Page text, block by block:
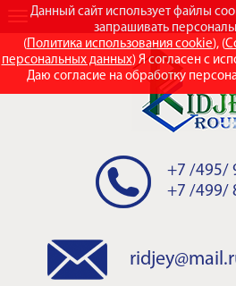
Данный сайт использует файлы
запрашивать
(Политика использования cookie), (
персональных данных) Я согласен с
Даю согласие на обработку
+7 /495/
+7 /499/